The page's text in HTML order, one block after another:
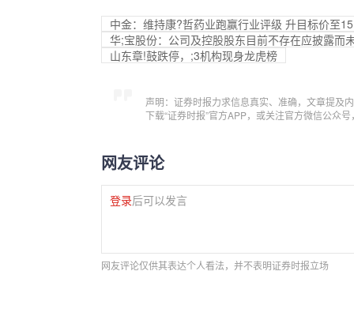
中金：维持康?哲药业跑赢行业评级 升目标价至
华;宝股份：公司及控股股东目前不存在应披露而
山东章!鼓跌停，;3机构现身龙虎榜
声明：证券时报力求信息真实、准确，文章提及
下载“证券时报”官方APP，或关注官方微信公众
网友评论
登录后可以发言
网友评论仅供其表达个人看法，并不表明证券时报立场